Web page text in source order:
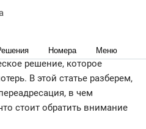
Номера Меню
— это потенциальная
переадресация
решение, которое
В этой статье разберем,
в чем
стоит обратить внимание